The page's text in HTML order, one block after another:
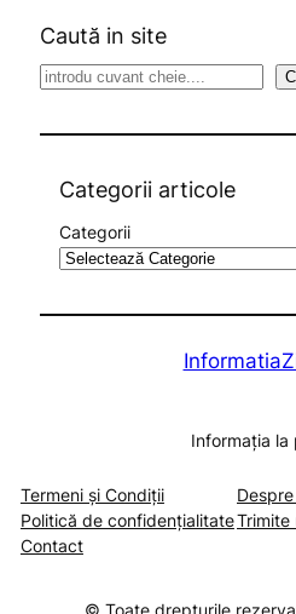
Caută in site
S
Categorii articole
Categorii
Informația la
Termeni și Condiții
Politică de confidențialitate
Contact
Trimite